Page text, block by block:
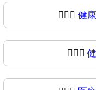
👩🏾‍⚕️ 健
👩🏾‍⚕